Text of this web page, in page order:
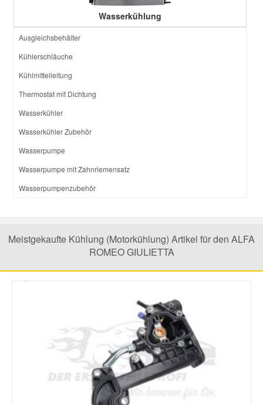
Wasserkühlung
Ausgleichsbehälter
Kühlerschläuche
Kühlmittelleitung
Thermostat mit Dichtung
Wasserkühler
Wasserkühler Zubehör
Wasserpumpe
Wasserpumpe mit Zahnriemensatz
Wasserpumpenzubehör
Meistgekaufte Kühlung (Motorkühlung) Artikel für den ALFA
ROMEO GIULIETTA